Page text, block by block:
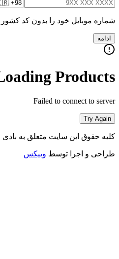
شماره موبایل خود را بدون کد
ادامه
Products
Failed to connect to server
Try Again
کلیه حقوق این سایت متعلق به بادی
طراحی و اجرا توسط وبیکس